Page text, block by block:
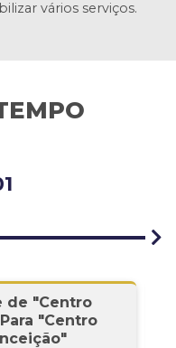
vários serviços.
de "Centro
"Centro